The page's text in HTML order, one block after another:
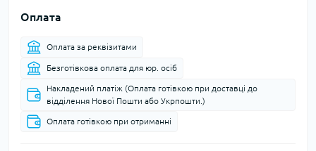
Оплата
Оплата за реквізитами
Безготівкова оплата для юр. осіб
Накладений платіж (Оплата готівкою при доставці до
відділення Нової Пошти або Укрпошти.)
Оплата готівкою при отриманні